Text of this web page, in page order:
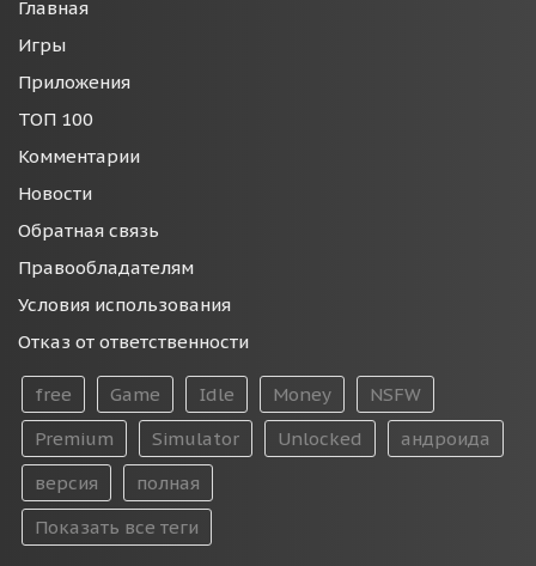
Главная
Игры
Приложения
ТОП 100
Комментарии
Новости
Обратная связь
Правообладателям
Условия использования
Отказ от ответственности
free Game Idle Money
NSFW
Premium
Simulator Unlocked
андроида
версия
полная
Показать все теги